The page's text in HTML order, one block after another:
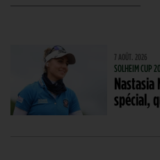
7 AOÛT. 2026
SOLHEIM CUP
spécial,